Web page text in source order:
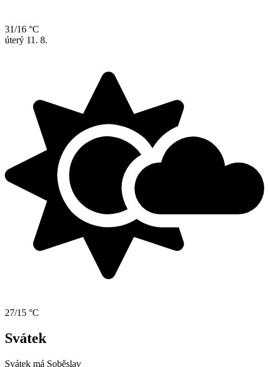
31/16 °C
úterý 11. 8.
27/15 °C
Svátek
Svátek má Soběslav